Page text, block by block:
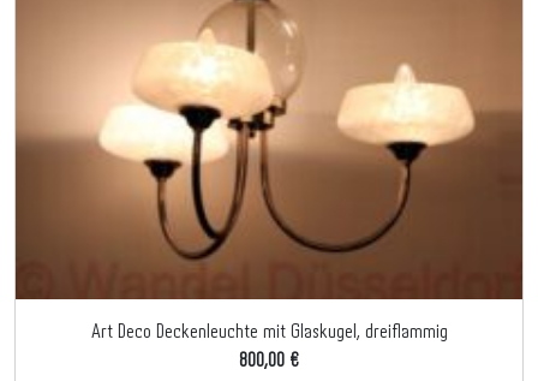
Art Deco Deckenleuchte mit Glaskugel, dreiflammig
800,00 €